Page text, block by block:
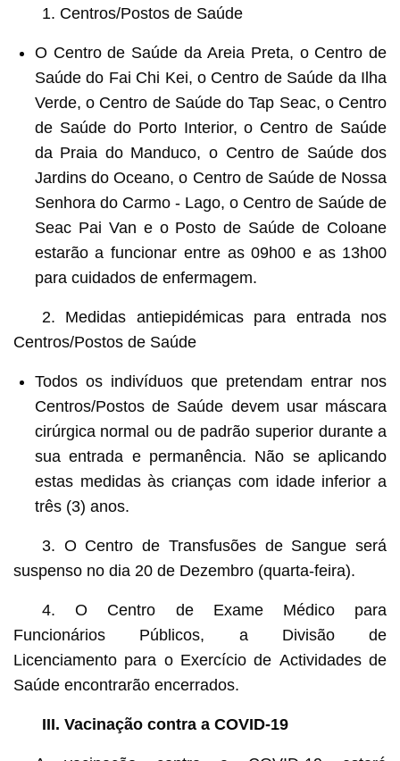
1. Centros/Postos de Saúde
O Centro de Saúde da Areia Preta, o Centro de
Saúde do Fai Chi Kei, o Centro de Saúde da Ilha
Verde, o Centro de Saúde do Tap Seac, o Centro
de Saúde do Porto Interior, o Centro de Saúde
da Praia do Manduco, o Centro de Saúde dos
Jardins do Oceano, o Centro de Saúde de Nossa
Senhora do Carmo - Lago, o Centro de Saúde de
Seac Pai Van e o Posto de Saúde de Coloane
estarão a funcionar entre as 09h00 e as 13h00
para cuidados de enfermagem.
2. Medidas antiepidémicas para entrada nos
Centros/Postos de Saúde
Todos os indivíduos que pretendam entrar nos
Centros/Postos de Saúde devem usar máscara
cirúrgica normal ou de padrão superior durante a
sua entrada e permanência. Não se aplicando
estas medidas às crianças com idade inferior a
três (3) anos.
3. O Centro de Transfusões de Sangue será
suspenso no dia 20 de Dezembro (quarta-feira).
4. O Centro de Exame Médico para
Funcionários Públicos, a Divisão de
Licenciamento para o Exercício de Actividades de
Saúde encontrarão encerrados.
III. Vacinação contra a COVID-19